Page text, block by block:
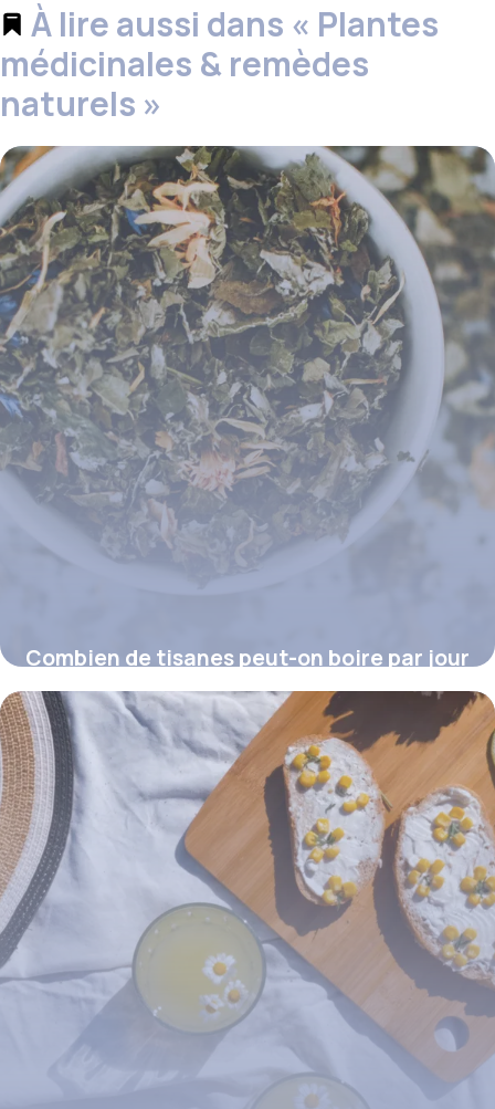
À lire aussi dans « Plantes
médicinales & remèdes
naturels »
Combien de tisanes peut-on boire par jour
?
16 juillet 2026